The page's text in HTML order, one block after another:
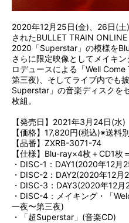
2020年12月25日(金)、26日(
されたBULLET TRAIN ONLINE
2020「Superstar」の模様を
さらに限定映像としてメイキ
ロデュースによる「Well
第三夜)、そしてライブ内でも
Superstar」の音楽ディスクを
枚組。
【発売日】2021年3月24日(水)
【価格】17,820円(税込)※送料別
【品番】ZXRB-3071-74
【仕様】Blu-ray×4枚＋CD1枚
・DISC-1：DAY1(2020年12月
・DISC-2：DAY2(2020年12月
・DISC-3：DAY3(2020年12月
・DISC-4：メイキング・「
一夜〜第三夜)
・「超Superstar」(音楽CD)